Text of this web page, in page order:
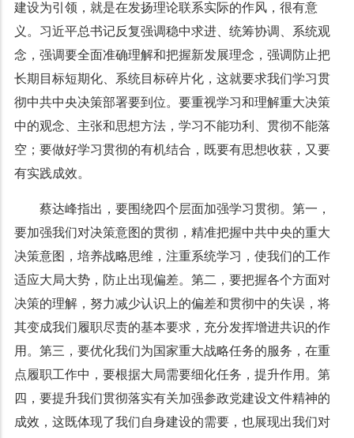
建设为引领，就是在发扬理论联系实际的作风，很有意
义。习近平总书记反复强调稳中求进、统筹协调、系统观
念，强调要全面准确理解和把握新发展理念，强调防止把
长期目标短期化、系统目标碎片化，这就要求我们学习贯
彻中共中央决策部署要到位。要重视学习和理解重大决策
中的观念、主张和思想方法，学习不能功利、贯彻不能落
空；要做好学习贯彻的有机结合，既要有思想收获，又要
有实践成效。
蔡达峰指出，要围绕四个层面加强学习贯彻。第一，
要加强我们对决策意图的贯彻，精准把握中共中央的重大
决策意图，培养战略思维，注重系统学习，使我们的工作
适应大局大势，防止出现偏差。第二，要把握各个方面对
决策的理解，努力减少认识上的偏差和贯彻中的失误，将
其变成我们履职尽责的基本要求，充分发挥增进共识的作
用。第三，要优化我们为国家重大战略任务的服务，在重
点履职工作中，要根据大局需要细化任务，提升作用。第
四，要提升我们贯彻落实有关加强参政党建设文件精神的
成效，这既体现了我们自身建设的需要，也展现出我们对